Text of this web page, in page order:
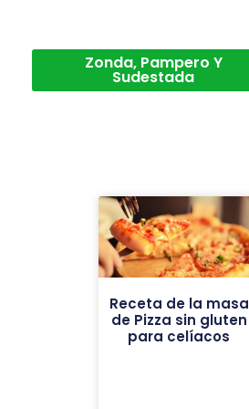
Zonda, Pampero Y
Sudestada
Receta de la masa
de Pizza sin gluten
para celíacos